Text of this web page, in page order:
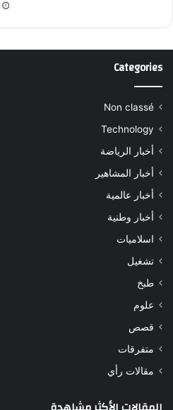
Categories
Non classé
Technology
أخبار الرياضة
أخبار المشاهير
أخبار عالمية
أخبار وطنية
اسلاميات
تشغيل
طبخ
علوم
قصص
متفرقات
مقالات رأي